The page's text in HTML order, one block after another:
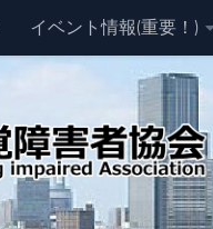
イベント情報(重要！)